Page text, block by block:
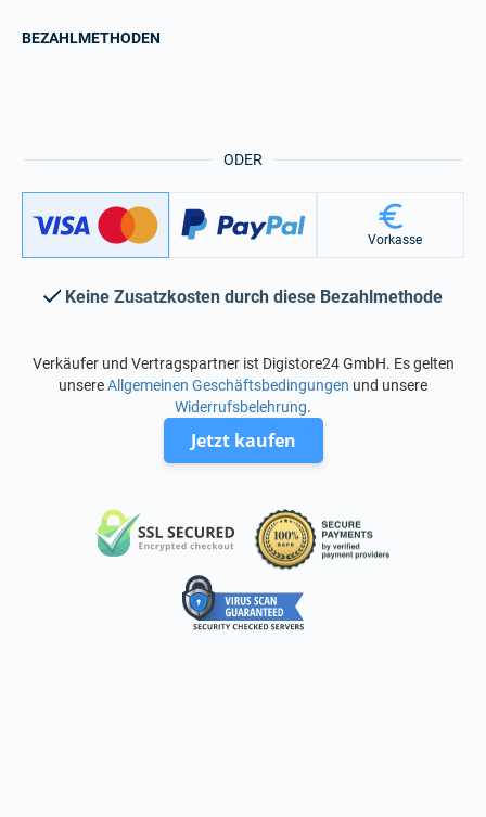
ODER
BEZAHLMETHODEN
Vorkasse
Keine Zusatzkosten durch diese Bezahlmethode
Verkäufer und Vertragspartner ist Digistore24 GmbH. Es gelten
unsereAllgemeinen Geschäftsbedingungen und unsere
Widerrufsbelehrung.
Jetzt kaufen